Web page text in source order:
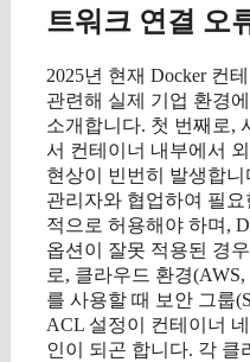
트워크 연결 오
2025년 현재 Docker 컨
관련해 실제 기업 환경
소개합니다. 첫 번째로,
서 컨테이너 내부에서
현상이 빈번히 발생합
관리자와 협업하여 필
적으로 허용해야 하며,
옵션이 잘못 적용된 경
로, 클라우드 환경(AWS,
를 사용할 때 보안 그룹
ACL 설정이 컨테이너
인이 되곤 합니다. 각 클